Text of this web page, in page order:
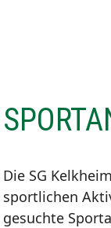
Die SG
sportlichen
gesuchte